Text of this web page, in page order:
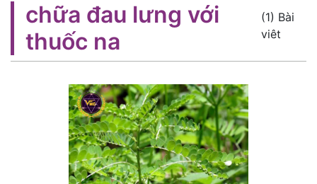
chữa đau lưng với
thuốc na
(1) Bài
viêt